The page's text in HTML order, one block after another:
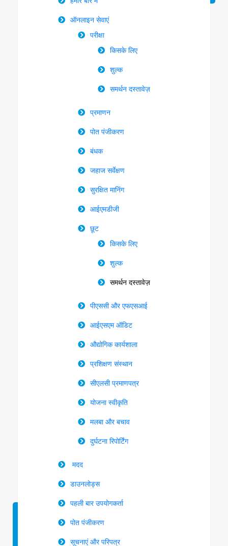
ऑनलाइन सेवाएं
परीक्षा
किसके लिए
शुल्क
समर्थन दस्तावेज़
प्रमाणन
पोत पंजीकरण
बंधक
जहाज सर्वेक्षण
सुरक्षित मानिंग
आईएमडीजी
छूट
किसके लिए
शुल्क
समर्थन दस्तावेज़
पीएससी और एफएसआई
आईएसएम ऑडिट
औद्योगिक कार्यशाला
प्रशिक्षण संस्थान
सीएलसी प्रमाणपत्र
योजना स्वीकृति
मलबा और बचाव
दुर्घटना रिपोर्टिंग
मदद
डाउनलोड्स
पहली बार उपयोगकर्ता
पोत पंजीकरण
सूचनाएं और परिपत्र